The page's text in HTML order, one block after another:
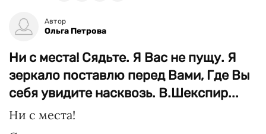
Автор
Ольга Петрова
Ни с места! Сядьте. Я Вас не пущу. Я
зеркало поставлю перед Вами, Где Вы
себя увидите насквозь. В.Шекспир...
Ни с места!